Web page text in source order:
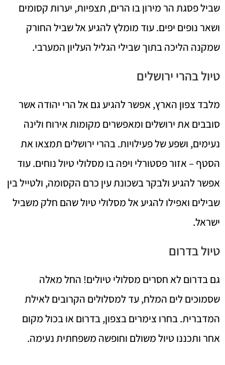
שביל פסגת הר מירון בו הרים, תצפיות, יערות קסומים
ושאר נופים יפים. עוד מומלץ להגיע אל שביל החורק
שמקנה הליכה בתוך שבילי הגליל העליון המערבי.
טיול בהרי ירושלים
מלבד צפון הארץ, אפשר להגיע גם אל הרי יהודה אשר
סובבים את ירושלים ומאפשרים מקומות אירוח ולינה
נעימים, ושפע של פעילויות. בהרי ירושלים תמצאו את
הסטף – אזור פסטורלי ויפה בו מסלולי טיול נוחים. עוד
אפשר להגיע ולבקר בשכונת עין כרם הקסומה, ולטייל בין
שבילים ואפילו להגיע אל מסלולי טיול שהם חלק משביל
ישראל.
טיול בדרום
גם בדרום לא חסרים מסלולי טיולים! החל מאלה
שסמוכים לים המלח, עד למסלולים הקרובים לאילת
המדברית. בחרו צימרים בצפון, בדרום או בכול מקום
אחר ותכננו טיול משולם וחופשה משפחתית נעימה.